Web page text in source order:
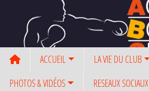
ACCUEIL LA VIE DU CLUB
PHOTOS & VIDÉOS
RESEAUX SOCIAUX
Panneau de gestion des cookies